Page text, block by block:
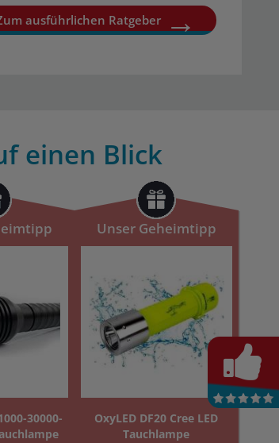
ausführlichen Ratgeber
einen Blick
Unser Geheimtipp
30000-
OxyLED DF20 Cree LED
Tauchlampe